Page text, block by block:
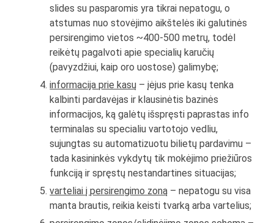
slides su pasparomis yra tikrai nepatogu, o
atstumas nuo stovėjimo aikštelės iki galutinės
persirengimo vietos ~400-500 metrų, todėl
reikėtų pagalvoti apie specialių karučių
(pavyzdžiui, kaip oro uostose) galimybę;
informacija prie kasų – įėjus prie kasų tenka
kalbinti pardavėjas ir klausinėtis bazinės
informacijos, ką galėtų išspręsti paprastas info
terminalas su specialiu vartotojo vedliu,
sujungtas su automatizuotu bilietų pardavimu –
tada kasininkės vykdytų tik mokėjimo priežiūros
funkciją ir spręstų nestandartines situacijas;
varteliai į persirengimo zoną – nepatogu su visa
manta brautis, reikia keisti tvarką arba vartelius;